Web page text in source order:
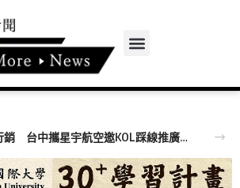
深化日本市場國際行銷 台中攜星宇航空邀KOL踩線推廣中台灣觀光